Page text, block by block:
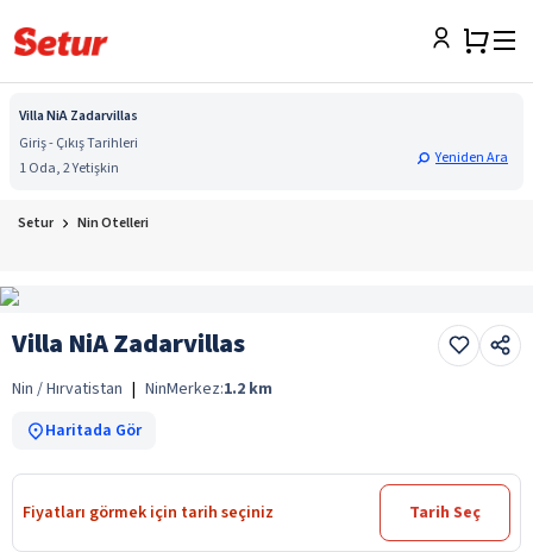
Villa NiA Zadarvillas
Giriş - Çıkış Tarihleri
1 Oda, 2 Yetişkin
Yeniden Ara
Setur Nin Otelleri
Villa NiA Zadarvillas
Nin / Hırvatistan | NinMerkez:1.2 km
Haritada Gör
Fiyatları görmek için tarih seçiniz Tarih Seç